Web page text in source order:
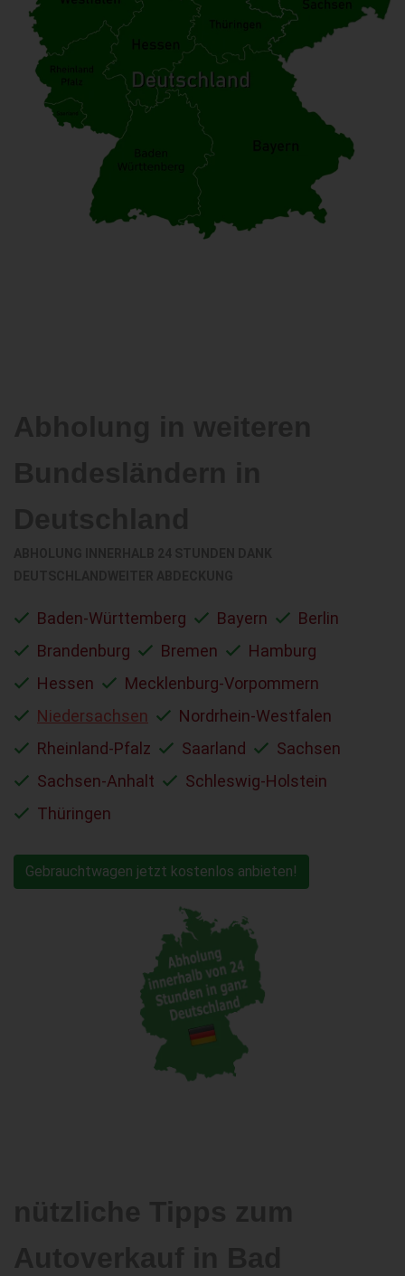
Baden-Württemberg Bayern
Berlin
Brandenburg
Bremen
Hamburg
Hessen
Mecklenburg-Vorpommern
Niedersachsen
Nordrhein-Westfalen
Rheinland-Pfalz
Saarland
Sachsen
Sachsen-Anhalt
Schleswig-Holstein
Thüringen
Gebrauchtwagen jetzt kostenlos anbieten!